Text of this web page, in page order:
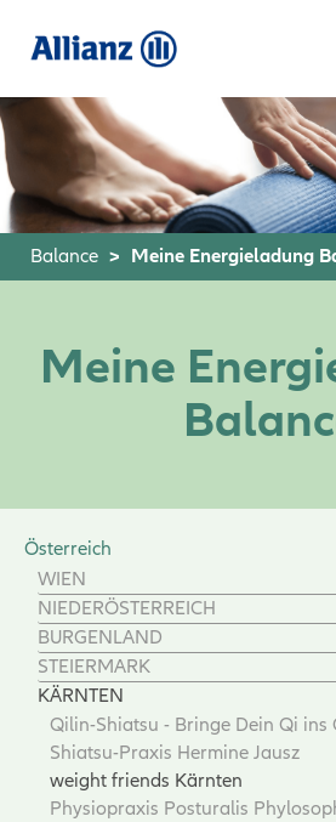
content
Balance Meine Energieladung
Meine
Österreich
WIEN
NIEDERÖSTERREICH
BURGENLAND
STEIERMARK
KÄRNTEN
Qilin-Shiatsu - Bringe Dein Qi ins
Shiatsu-Praxis Hermine Jausz
weight friends Kärnten
Physiopraxis Posturalis